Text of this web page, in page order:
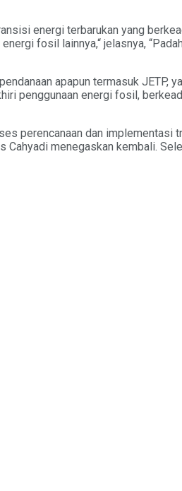
energi terbarukan yang
fosil lainnya,“ jelasnya,
apapun termasuk JETP,
penggunaan energi fosil,
perencanaan dan
menegaskan kembali.